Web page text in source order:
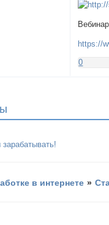
https://
0
зарабатывать!
в интернете »